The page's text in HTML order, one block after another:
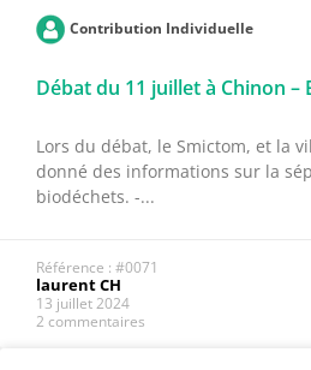
Contribution Individuelle
Débat du 11 juillet à Chinon –
Lors du débat, le Smictom, et la
donné des informations sur la
biodéchets. -...
Référence : #0071
laurent CH
13 juillet 2024
2 commentaires